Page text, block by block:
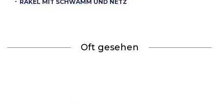
RAKEL MIT SCHWAMM UND NETZ
Oft gesehen